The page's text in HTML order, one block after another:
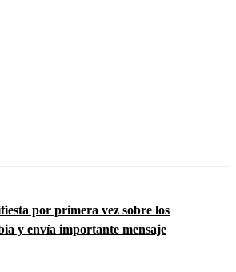
por primera vez sobre los
y envía importante mensaje